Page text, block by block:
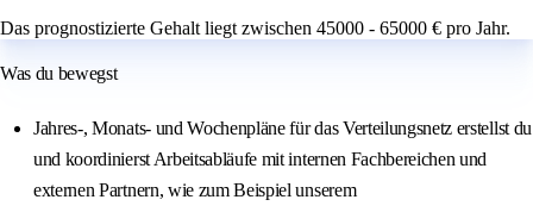
Das prognostizierte Gehalt liegt zwischen 45000 - 65000 € pro Jahr.
Was du bewegst
Jahres-, Monats- und Wochenpläne für das Verteilungsnetz erstellst du
und koordinierst Arbeitsabläufe mit internen Fachbereichen und
externen Partnern, wie zum Beispiel unserem